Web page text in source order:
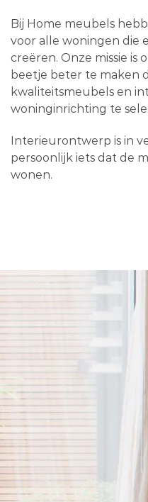
Bij Home meubels
voor alle woningen die
creëren. Onze missie is
beetje beter te maken
kwaliteitsmeubels en
woninginrichting te
Interieurontwerp is in
persoonlijk iets dat de
wonen.